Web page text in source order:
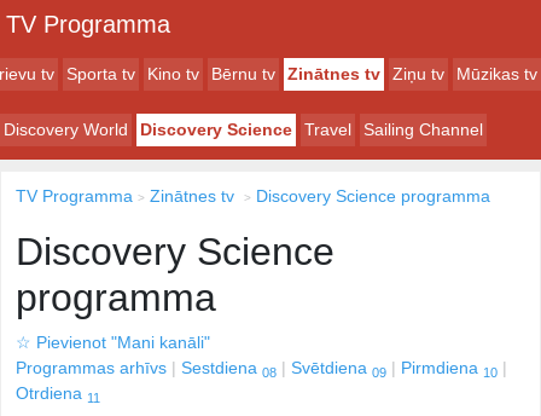
TV Programma
tv Sporta tv Kino tv Bērnu tv Zinātnes tv Ziņu tv Mūzikas tv
Discovery World Discovery Science Travel Sailing Channel
TV Programma Zinātnes tv Discovery Science programma
Discovery Science
programma
☆ Pievienot "Mani kanāli"
Programmas arhīvs
Sestdiena 08 Svētdiena 09 Pirmdiena 10
Otrdiena 11